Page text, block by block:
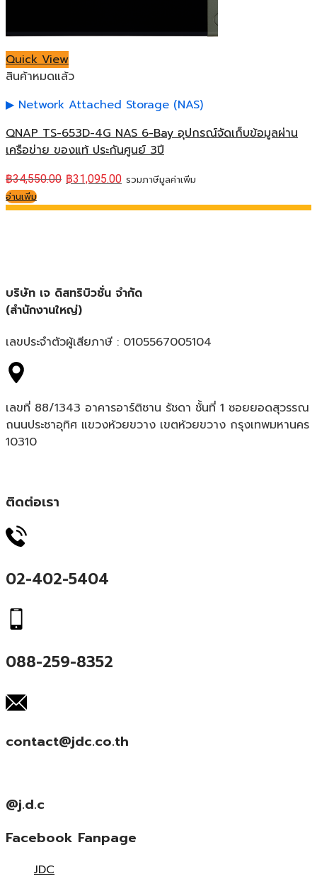
Quick View
สินค้าหมดแล้ว
Network Attached Storage (NAS)
QNAP TS-653D-4G NAS 6-Bay อุปกรณ์จัดเก็บข้อมูลผ่าน
เครือข่าย ของแท้ ประกันศูนย์ 3ปี
฿34,550.00 ฿31,095.00 รวมภาษีมูลค่าเพิ่ม
อ่านเพิ่ม
บริษัท เจ ดิสทริบิวชั่น จำกัด
(สำนักงานใหญ่)
เลขประจำตัวผู้เสียภาษี : 0105567005104
เลขที่ 88/1343 อาคารอาร์ติซาน รัชดา ชั้นที่ 1 ซอยยอดสุวรรณ
ถนนประชาอุทิศ แขวงห้วยขวาง เขตห้วยขวาง กรุงเทพมหานคร
10310
ติดต่อเรา
02-402-5404
088-259-8352
contact@jdc.co.th
@j.d.c
Facebook Fanpage
JDC